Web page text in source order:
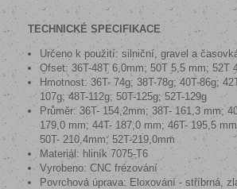
TECHNICKÉ SPECIFIKACE
Určeno k použití: silniční, gravel a
Ofset: 36T-48T 6,0mm; 50T 5,5 mm; 52T
Hmotnost: 36T- 74g; 38T-78g; 40T-86g;
107g; 48T-112g; 50T-125g; 52T-129g
Průměr: 36T- 154,2mm; 38T- 161,3 mm;
179,0 mm; 44T- 187,0 mm; 46T- 195,5
50T- 210,4mm; 52T-219,0mm
Materiál: hliník 7075-T6
Vyrobeno: CNC frézování
Povrchová úprava: Eloxování - stříbrná,